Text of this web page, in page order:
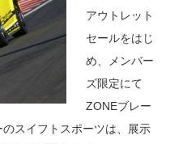
アウトレット
セールをはじ
め、メンバー
ズ限定にて
ZONEブレー
スイフトスポーツは、展示